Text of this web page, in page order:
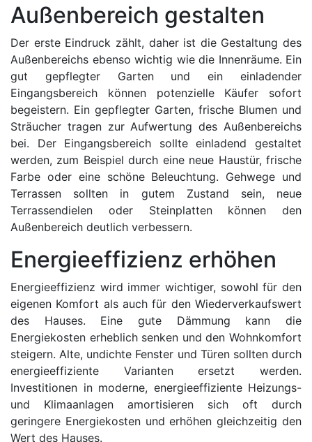
Außenbereich gestalten
Der erste Eindruck zählt, daher ist die Gestaltung des
Außenbereichs ebenso wichtig wie die Innenräume. Ein
gut gepflegter Garten und ein einladender
Eingangsbereich können potenzielle Käufer sofort
begeistern. Ein gepflegter Garten, frische Blumen und
Sträucher tragen zur Aufwertung des Außenbereichs
bei. Der Eingangsbereich sollte einladend gestaltet
werden, zum Beispiel durch eine neue Haustür, frische
Farbe oder eine schöne Beleuchtung. Gehwege und
Terrassen sollten in gutem Zustand sein, neue
Terrassendielen oder Steinplatten können den
Außenbereich deutlich verbessern.
Energieeffizienz erhöhen
Energieeffizienz wird immer wichtiger, sowohl für den
eigenen Komfort als auch für den Wiederverkaufswert
des Hauses. Eine gute Dämmung kann die
Energiekosten erheblich senken und den Wohnkomfort
steigern. Alte, undichte Fenster und Türen sollten durch
energieeffiziente Varianten ersetzt werden.
Investitionen in moderne, energieeffiziente Heizungs-
und Klimaanlagen amortisieren sich oft durch
geringere Energiekosten und erhöhen gleichzeitig den
Wert des Hauses.